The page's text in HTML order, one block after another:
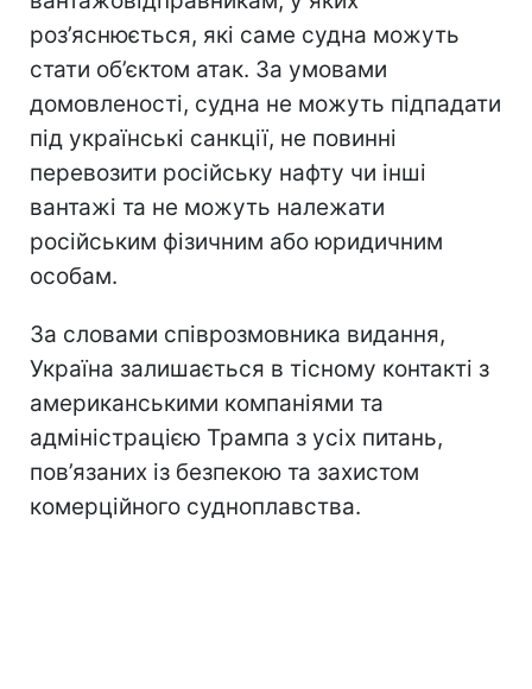
роз’яснюється, які саме судна можуть
стати об’єктом атак. За умовами
домовленості, судна не можуть підпадати
під українські санкції, не повинні
перевозити російську нафту чи інші
вантажі та не можуть належати
російським фізичним або юридичним
особам.
За словами співрозмовника видання,
Україна залишається в тісному контакті з
американськими компаніями та
адміністрацією Трампа з усіх питань,
пов’язаних із безпекою та захистом
комерційного судноплавства.